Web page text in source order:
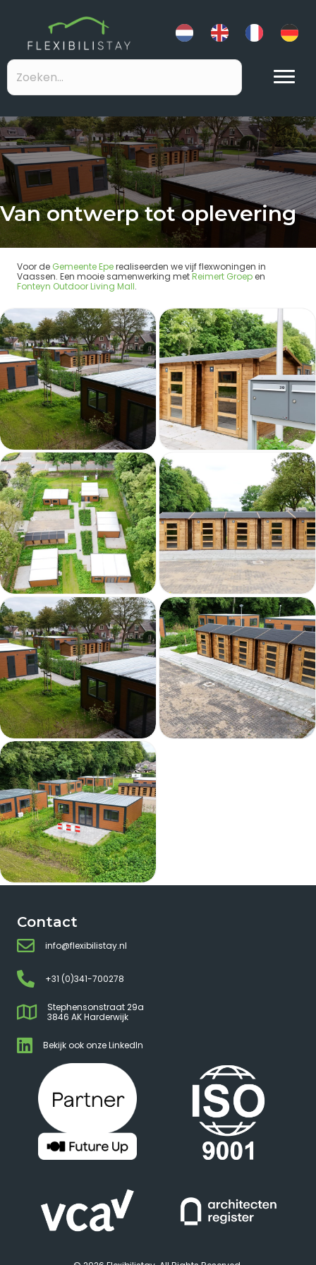
Van ontwerp tot oplevering
Voor de Gemeente Eperealiseerden we vijf flexwoningen in
Vaassen. Een mooie samenwerking metReimert Groep en
Fonteyn Outdoor Living Mall.
Contact
info@flexibilistay.nl
+31 (0)341-700278
Stephensonstraat 29a
3846 AK Harderwijk
Bekijk ook onze LinkedIn